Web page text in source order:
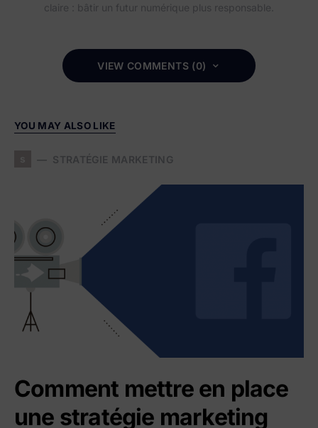
claire : bâtir un futur numérique plus responsable.
VIEW COMMENTS (0)
YOU MAY ALSO LIKE
STRATÉGIE MARKETING
Comment mettre en place
une stratégie marketing